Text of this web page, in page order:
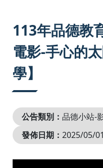
113年品德教
電影-手心的
學】
公告類別： 品德小站-
發佈日期： 2025/05/01